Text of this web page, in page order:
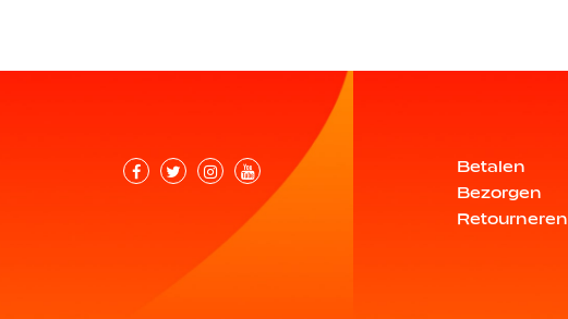
Betalen
Bezorgen
Retourneren